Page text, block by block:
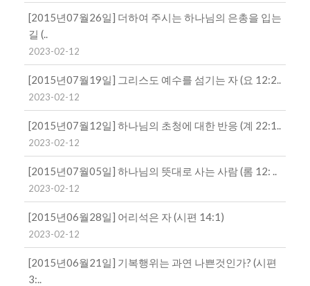
[2015년07월26일] 더하여 주시는 하나님의 은총을 입는
길 (..
2023-02-12
[2015년07월19일] 그리스도 예수를 섬기는 자 (요 12:2..
2023-02-12
[2015년07월12일] 하나님의 초청에 대한 반응 (계 22:1..
2023-02-12
[2015년07월05일] 하나님의 뜻대로 사는 사람 (롬 12: ..
2023-02-12
[2015년06월28일] 어리석은 자 (시편 14:1)
2023-02-12
[2015년06월21일] 기복행위는 과연 나쁜것인가? (시편
3:..